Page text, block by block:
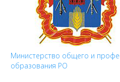
Министерство общего и
образования РО